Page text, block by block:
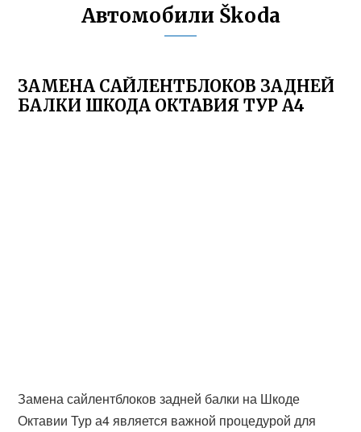
Автомобили Škoda
ЗАМЕНА САЙЛЕНТБЛОКОВ ЗАДНЕЙ
БАЛКИ ШКОДА ОКТАВИЯ ТУР А4
Замена сайлентблоков задней балки на Шкоде
Октавии Тур а4 является важной процедурой для